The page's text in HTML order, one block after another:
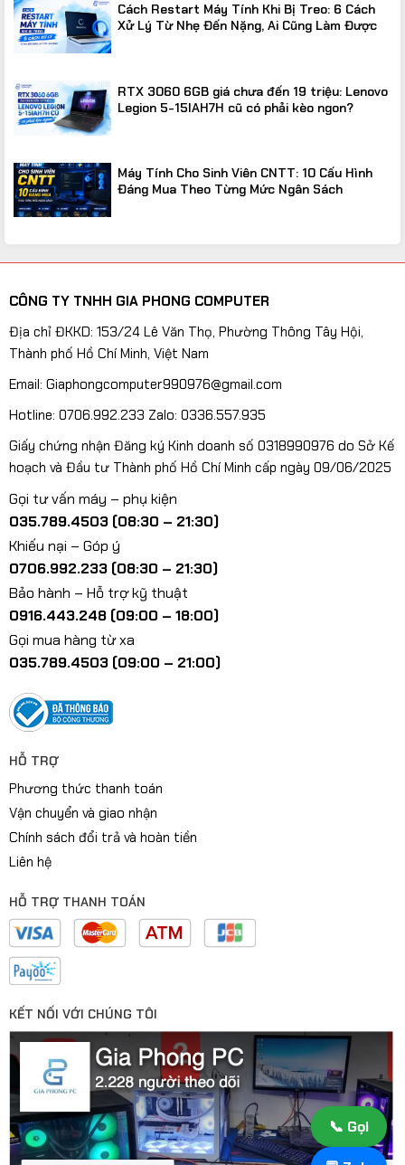
Cách Restart Máy Tính Khi Bị Treo: 6 Cách
Xử Lý Từ Nhẹ Đến Nặng, Ai Cũng Làm Được
RTX 3060 6GB giá chưa đến 19 triệu: Lenovo
Legion 5-15IAH7H cũ có phải kèo ngon?
Máy Tính Cho Sinh Viên CNTT: 10 Cấu Hình
Đáng Mua Theo Từng Mức Ngân Sách
CÔNG TY TNHH GIA PHONG COMPUTER
Địa chỉ ĐKKD: 153/24 Lê Văn Thọ, Phường Thông Tây Hội,
Thành phố Hồ Chí Minh, Việt Nam
Email: Giaphongcomputer990976@gmail.com
Hotline: 0706.992.233 Zalo: 0336.557.935
Giấy chứng nhận Đăng ký Kinh doanh số 0318990976 do Sở Kế
hoạch và Đầu tư Thành phố Hồ Chí Minh cấp ngày 09/06/2025
Gọi tư vấn máy – phụ kiện
035.789.4503 (08:30 – 21:30)
Khiếu nại – Góp ý
0706.992.233 (08:30 – 21:30)
Bảo hành – Hỗ trợ kỹ thuật
0916.443.248 (09:00 – 18:00)
Gọi mua hàng từ xa
035.789.4503 (09:00 – 21:00)
HỖ TRỢ
Phương thức thanh toán
Vận chuyển và giao nhận
Chính sách đổi trả và hoàn tiền
Liên hệ
HỖ TRỢ THANH TOÁN
KẾT NỐI VỚI CHÚNG TÔI
📞 Gọi